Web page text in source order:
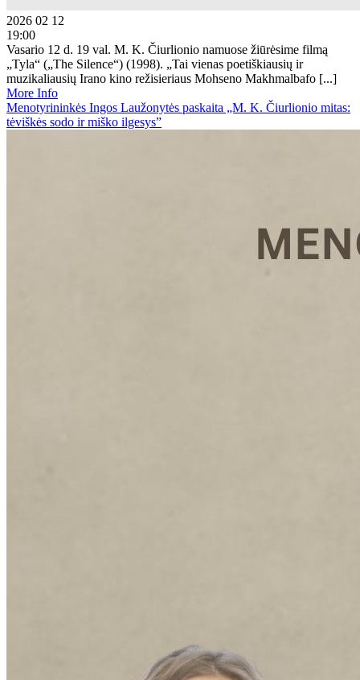
2026 02 12
19:00
Vasario 12 d. 19 val. M. K. Čiurlionio namuose žiūrėsime filmą
„Tyla“ („The Silence“) (1998). „Tai vienas poetiškiausių ir
muzikaliausių Irano kino režisieriaus Mohseno Makhmalbafo [...]
More Info
Menotyrininkės Ingos Laužonytės paskaita „M. K. Čiurlionio mitas:
tėviškės sodo ir miško ilgesys”